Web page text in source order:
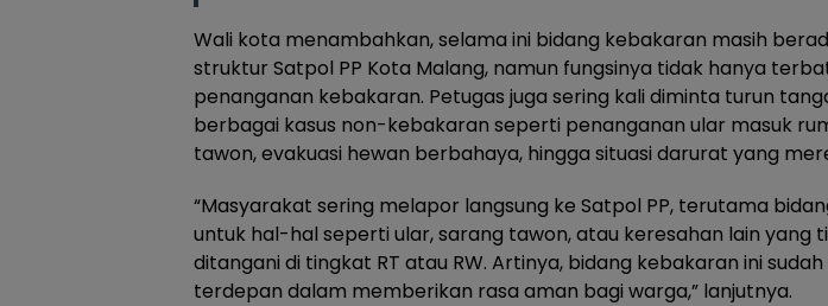
Wali kota menambahkan, selama ini bidang kebakaran masih
struktur Satpol PP Kota Malang, namun fungsinya tidak hanya
penanganan kebakaran. Petugas juga sering kali diminta turun
berbagai kasus non-kebakaran seperti penanganan ular masuk
tawon, evakuasi hewan berbahaya, hingga situasi darurat yang
“Masyarakat sering melapor langsung ke Satpol PP, terutama
untuk hal-hal seperti ular, sarang tawon, atau keresahan lain yang
ditangani di tingkat RT atau RW. Artinya, bidang kebakaran ini
terdepan dalam memberikan rasa aman bagi warga,” lanjutnya.